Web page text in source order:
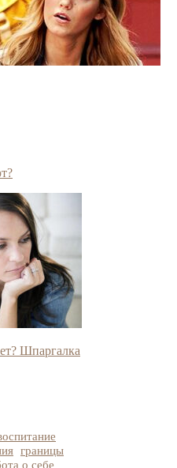
Шпаргалка
границы
о себе